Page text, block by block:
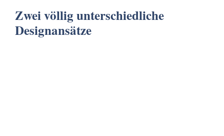
Zwei völlig unterschiedliche
Designansätze